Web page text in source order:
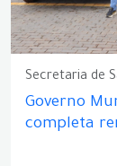
Secretaria de
Governo
completa